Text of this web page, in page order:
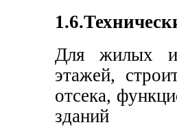
Для жилых и
этажей,
отсека,
зданий